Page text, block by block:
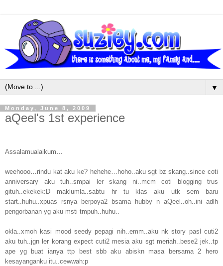
▼
Monday, June 8, 2009
aQeel's 1st experience
Assalamualaikum…
weehooo…rindu kat aku ke? hehehe…hoho..aku sgt bz skang..since coti
anniversary aku tuh..smpai ler skang ni..mcm coti blogging trus
gituh..ekekek:D maklumla..sabtu hr tu klas aku utk sem baru
start..huhu..xpuas rsnya berpoya2 bsama hubby n aQeel..oh..ini adlh
pengorbanan yg aku msti tmpuh..huhu..
okla..xmoh kasi mood seedy pepagi nih..emm..aku nk story pasl cuti2
aku tuh..jgn ler korang expect cuti2 mesia aku sgt meriah..bese2 jek..tp
ape yg buat ianya ttp best sbb aku abiskn masa bersama 2 hero
kesayanganku itu..cewwah:p